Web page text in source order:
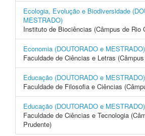
Ecologia, Evolução e Biodiversidade
MESTRADO)
Instituto de Biociências (Câmpus de Rio
Economia (DOUTORADO e MESTRADO)
Faculdade de Ciências e Letras
Educação (DOUTORADO e MESTRADO)
Faculdade de Filosofia e Ciências
Educação (DOUTORADO e MESTRADO)
Faculdade de Ciências e Tecnologia
Prudente)